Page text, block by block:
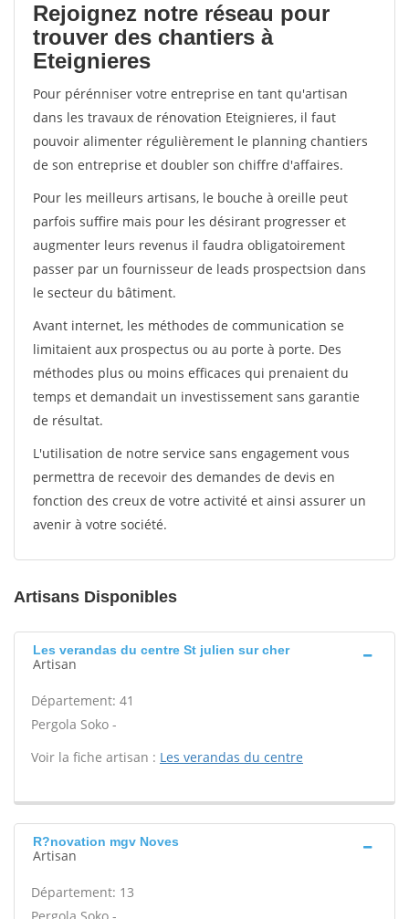
Rejoignez notre réseau pour
trouver des chantiers à
Eteignieres
Pour pérénniser votre entreprise en tant qu'artisan
dans les travaux de rénovation Eteignieres, il faut
pouvoir alimenter régulièrement le planning chantiers
de son entreprise et doubler son chiffre d'affaires.
Pour les meilleurs artisans, le bouche à oreille peut
parfois suffire mais pour les désirant progresser et
augmenter leurs revenus il faudra obligatoirement
passer par un fournisseur de leads prospectsion dans
le secteur du bâtiment.
Avant internet, les méthodes de communication se
limitaient aux prospectus ou au porte à porte. Des
méthodes plus ou moins efficaces qui prenaient du
temps et demandait un investissement sans garantie
de résultat.
L'utilisation de notre service sans engagement vous
permettra de recevoir des demandes de devis en
fonction des creux de votre activité et ainsi assurer un
avenir à votre société.
Artisans Disponibles
Les verandas du centre St julien sur cher
Artisan
Département: 41
Pergola Soko -
Voir la fiche artisan : Les verandas du centre
R?novation mgv Noves
Artisan
Département: 13